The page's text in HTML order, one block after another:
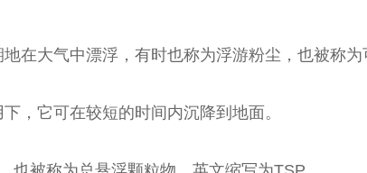
在大气中漂浮，有时也称为浮游粉尘，也被称为
，它可在较短的时间内沉降到地面。